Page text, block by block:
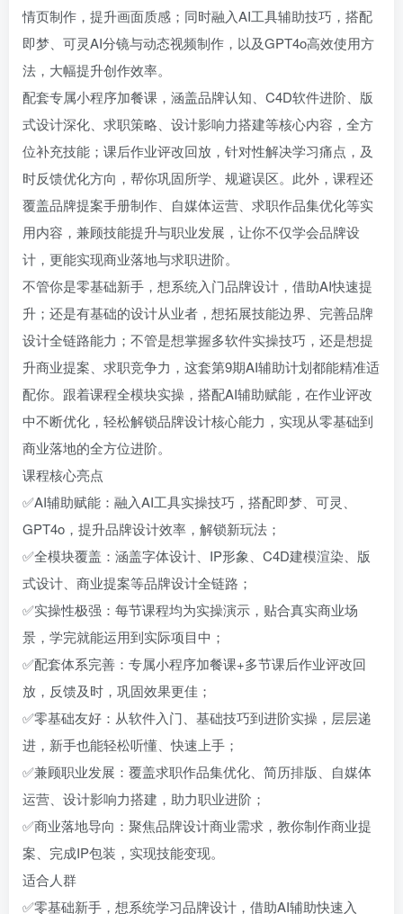
情页制作，提升画面质感；同时融入AI工具辅助技巧，搭配
即梦、可灵AI分镜与动态视频制作，以及GPT4o高效使用方
法，大幅提升创作效率。
配套专属小程序加餐课，涵盖品牌认知、C4D软件进阶、版
式设计深化、求职策略、设计影响力搭建等核心内容，全方
位补充技能；课后作业评改回放，针对性解决学习痛点，及
时反馈优化方向，帮你巩固所学、规避误区。此外，课程还
覆盖品牌提案手册制作、自媒体运营、求职作品集优化等实
用内容，兼顾技能提升与职业发展，让你不仅学会品牌设
计，更能实现商业落地与求职进阶。
不管你是零基础新手，想系统入门品牌设计，借助AI快速提
升；还是有基础的设计从业者，想拓展技能边界、完善品牌
设计全链路能力；不管是想掌握多软件实操技巧，还是想提
升商业提案、求职竞争力，这套第9期AI辅助计划都能精准适
配你。跟着课程全模块实操，搭配AI辅助赋能，在作业评改
中不断优化，轻松解锁品牌设计核心能力，实现从零基础到
商业落地的全方位进阶。
课程核心亮点
✅AI辅助赋能：融入AI工具实操技巧，搭配即梦、可灵、
GPT4o，提升品牌设计效率，解锁新玩法；
✅全模块覆盖：涵盖字体设计、IP形象、C4D建模渲染、版
式设计、商业提案等品牌设计全链路；
✅实操性极强：每节课程均为实操演示，贴合真实商业场
景，学完就能运用到实际项目中；
✅配套体系完善：专属小程序加餐课+多节课后作业评改回
放，反馈及时，巩固效果更佳；
✅零基础友好：从软件入门、基础技巧到进阶实操，层层递
进，新手也能轻松听懂、快速上手；
✅兼顾职业发展：覆盖求职作品集优化、简历排版、自媒体
运营、设计影响力搭建，助力职业进阶；
✅商业落地导向：聚焦品牌设计商业需求，教你制作商业提
案、完成IP包装，实现技能变现。
适合人群
✅零基础新手，想系统学习品牌设计，借助AI辅助快速入